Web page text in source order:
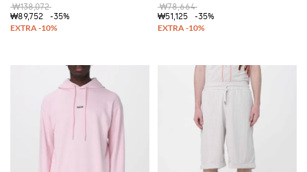
₩138,072
₩89,752
-35%
₩78,664
₩51,125
-35%